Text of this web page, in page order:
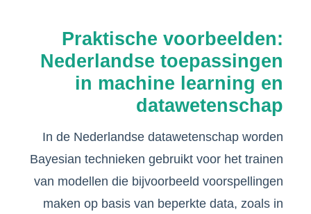
Praktische voorbeelden:
Nederlandse toepassingen
in machine learning en
datawetenschap
In de Nederlandse datawetenschap worden
Bayesian technieken gebruikt voor het trainen
van modellen die bijvoorbeeld voorspellingen
maken op basis van beperkte data, zoals in